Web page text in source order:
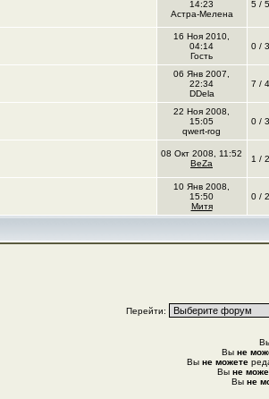
14:23
Астра-Мелена
5 /
16 Ноя 2010,
04:14
Гость
0 /
06 Янв 2007,
22:34
DDela
7 /
22 Ноя 2008,
15:05
qwert-rog
0 /
08 Окт 2008, 11:52
BeZa
1 /
10 Янв 2008,
15:50
Митя
0 /
Перейти:
Вы не
Вы не можете
Вы не
Вы не